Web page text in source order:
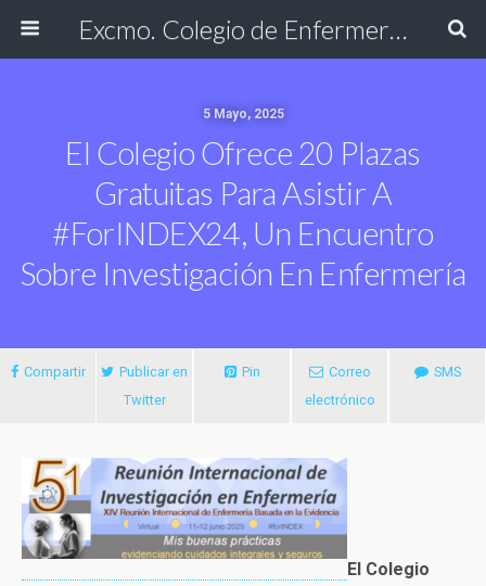
Excmo. Colegio de Enfermería de Cádiz
5 Mayo, 2025
El Colegio Ofrece 20 Plazas
Gratuitas Para Asistir A
#forINDEX24, Un Encuentro
Sobre Investigación En Enfermería
Compartir
Publicar en
Twitter
Pin
Correo
electrónico
SMS
El Colegio